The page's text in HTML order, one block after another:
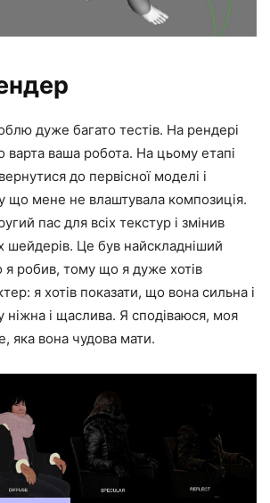
дуже багато тестів. На рендері
варта ваша робота. На цьому етапі
до первісної моделі і
що мене не влаштувала композиція.
пас для всіх текстур і змінив
шейдерів. Це був найскладніший
я робив, тому що я дуже хотів
я хотів показати, що вона сильна і
ніжна і щаслива. Я сподіваюся, моя
яка вона чудова мати.